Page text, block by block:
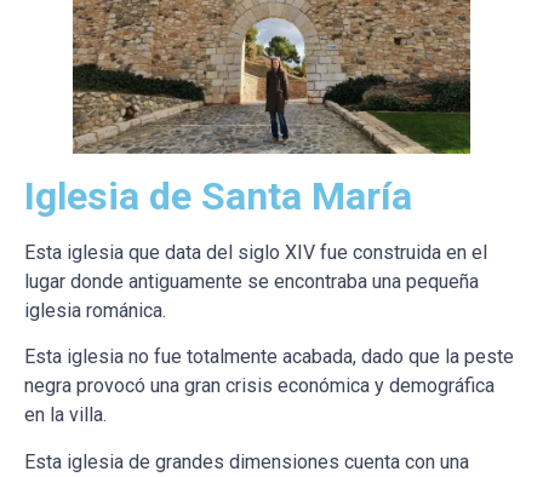
Iglesia de Santa María
Esta iglesia que data del siglo XIV fue construida en el
lugar donde antiguamente se encontraba una pequeña
iglesia románica.
Esta iglesia no fue totalmente acabada, dado que la peste
negra provocó una gran crisis económica y demográfica
en la villa.
Esta iglesia de grandes dimensiones cuenta con una